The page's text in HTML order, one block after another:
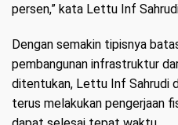
persen,” kata Lettu Inf
Dengan semakin tipisnya
pembangunan infrastruktur
ditentukan, Lettu Inf Sahrudi
terus melakukan pengerjaan